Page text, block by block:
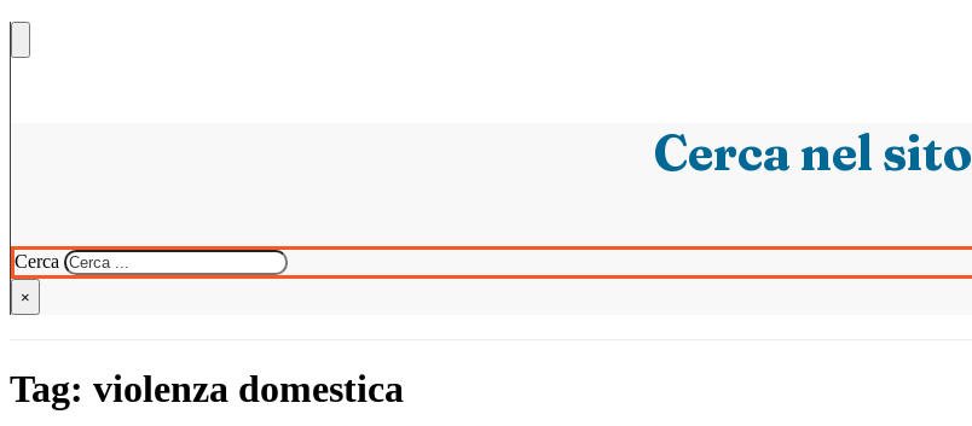
Cerca nel sito
Cerca
×
Tag: violenza domestica